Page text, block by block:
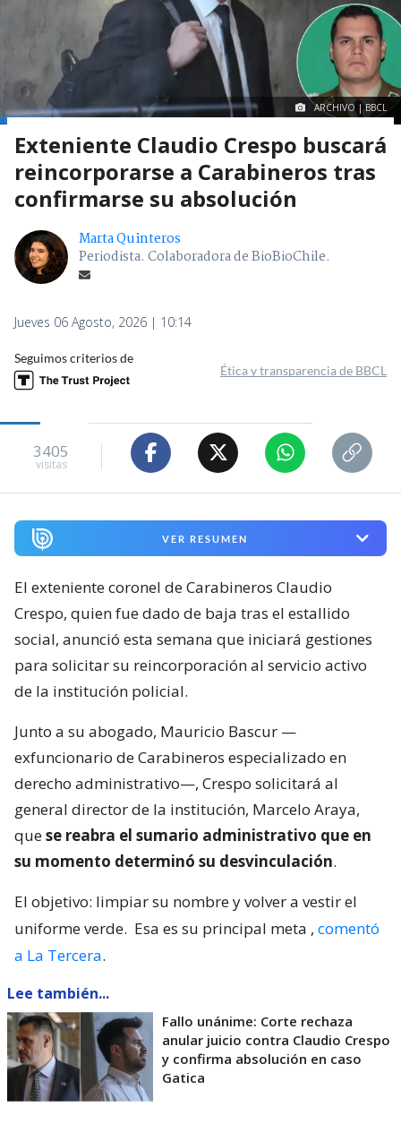
ARCHIVO | BBCL
Exteniente Claudio Crespo buscará
reincorporarse a Carabineros tras
confirmarse su absolución
Marta Quinteros
Periodista. Colaboradora de BioBioChile.
Jueves 06 Agosto, 2026 | 10:14
Seguimos criterios de
Ética y transparencia de BBCL
3405
visitas
VER RESUMEN
El exteniente coronel de Carabineros Claudio
Crespo, quien fue dado de baja tras el estallido
social, anunció esta semana que iniciará gestiones
para solicitar su reincorporación al servicio activo
de la institución policial.
Junto a su abogado, Mauricio Bascur —
exfuncionario de Carabineros especializado en
derecho administrativo—, Crespo solicitará al
general director de la institución, Marcelo Araya,
quese reabra el sumario administrativo que en
su momento determinó su desvinculación.
El objetivo: limpiar su nombre y volver a vestir el
uniforme verde. Esa es su principal meta , comentó
a La Tercera.
Lee también...
Fallo unánime: Corte rechaza
anular juicio contra Claudio Crespo
y confirma absolución en caso
Gatica